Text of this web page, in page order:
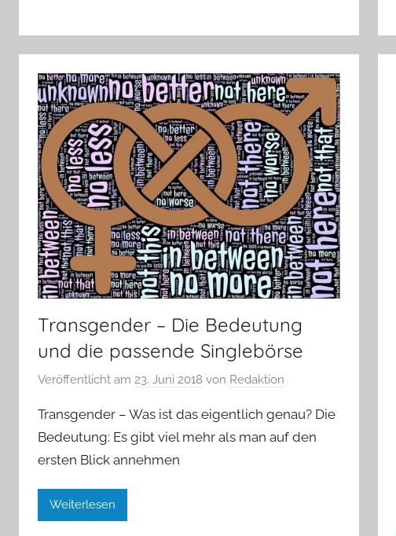
Transgender – Die Bedeutung
und die passende Singlebörse
Veröffentlicht am 23. Juni 2018 von Redaktion
Transgender – Was ist das eigentlich genau? Die
Bedeutung: Es gibt viel mehr als man auf den
ersten Blick annehmen
Weiterlesen